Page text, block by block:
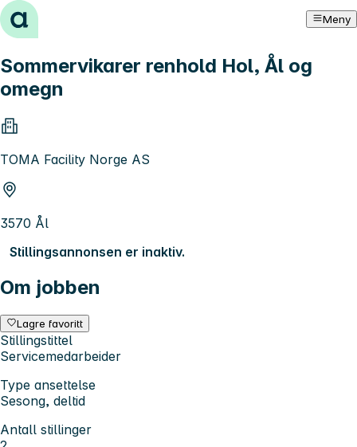
Hopp til innhold Meny
Sommervikarer renhold Hol, Ål og
omegn
TOMA Facility Norge AS
3570 Ål
Stillingsannonsen er inaktiv.
Om jobben
Lagre favoritt
Stillingstittel
Servicemedarbeider
Type ansettelse
Sesong, deltid
Antall stillinger